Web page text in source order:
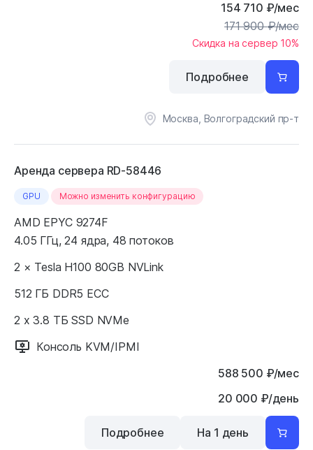
154 710 ₽/мес
171 900₽/мес
Скидка на сервер 10%
Москва, Волгоградский пр-т
Подробнее
Аренда сервера RD-58446
GPU Можно изменить конфигурацию
AMD EPYC 9274F
4.05 ГГц, 24 ядра, 48 потоков
2 × Tesla H100 80GB NVLink
512 ГБ DDR5 ECC
2 x 3.8 ТБ SSD NVMe
Консоль KVM/IPMI
588 500 ₽/мес
20 000 ₽/день
Подробнее На 1 день